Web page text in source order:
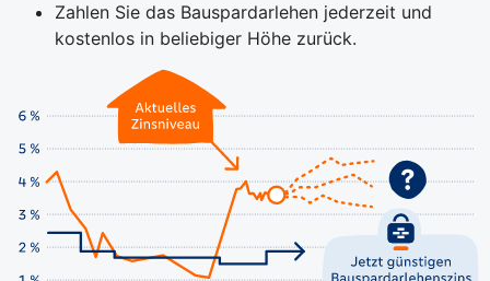
Zahlen Sie das Bauspardarlehen jederzeit und
kostenlos in beliebiger Höhe zurück.